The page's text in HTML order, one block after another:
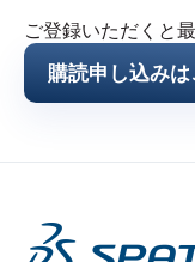
ご登録いただくと
購読申し込みは